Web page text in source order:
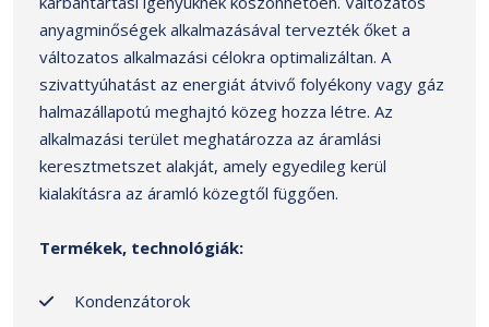
anyagminőségek alkalmazásával tervezték őket a
változatos alkalmazási célokra optimalizáltan. A
szivattyúhatást az energiát átvivő folyékony vagy gáz
halmazállapotú meghajtó közeg hozza létre. Az
alkalmazási terület meghatározza az áramlási
keresztmetszet alakját, amely egyedileg kerül
kialakításra az áramló közegtől függően.
Termékek, technológiák:
Kondenzátorok